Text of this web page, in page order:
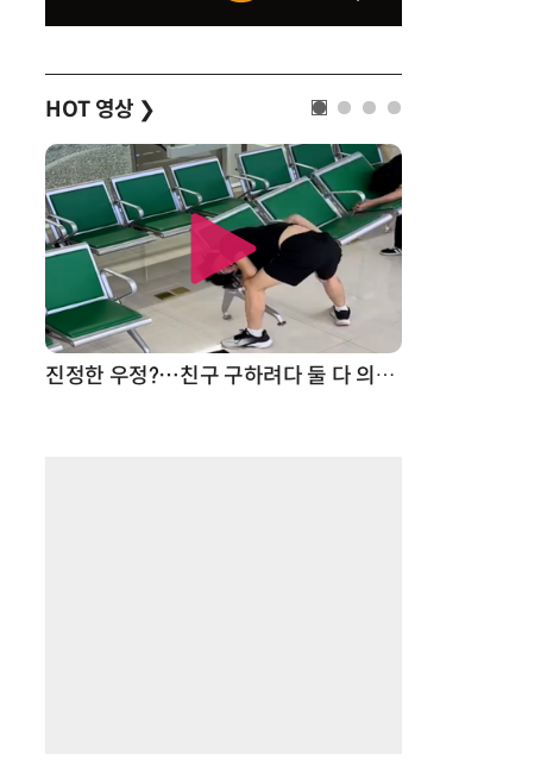
HOT 영상 ❯
진정한 우정?…친구 구하려다 둘 다 의자 틈에 목이 낀 순간